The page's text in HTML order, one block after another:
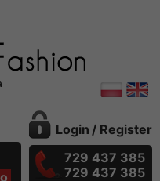
Login / Register
729 437 385
729 437 385